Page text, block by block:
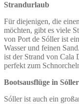
Strandurlaub
Für diejenigen, die
möchten, gibt es viele
von Port de Sóller ist
Wasser und feinen
ist der Strand von Cala
perfekt zum
Bootsausflüge in Sóller
Sóller ist auch ein